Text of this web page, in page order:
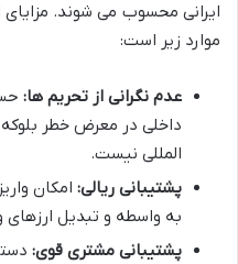
ایرانی محسوب می شوند.
موارد زیر است:
عدم نگرانی از تحریم ها:
داخلی در معرض خطر
المللی نیست.
پشتیبانی ریالی: امکان
به واسطه و تبدیل ارزهای
پشتیبانی مشتری قوی: